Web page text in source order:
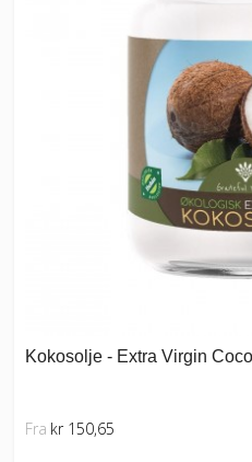
Kokosolje - Extra Virgin
Fra kr 150,65